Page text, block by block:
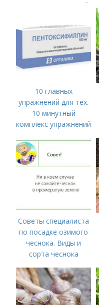
чеснока в открытый
10 главных
упражнений для тех.
10 минутный
комплекс упражнений
времени на спорт
Советы специалиста
по посадке озимого
чеснока. Виды и
сорта чеснока